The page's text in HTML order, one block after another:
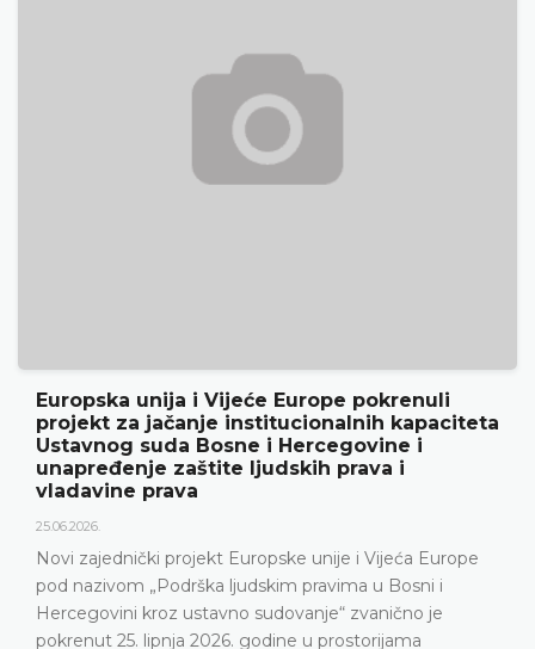
Europe
Ustavni sud BiH predstavio godišnje
rezultate rada i novu publikaciju
18.05.2026.
Ustavni sud Bosne i Hercegovine je 15.
Ustavnog suda u 2025. godini, ali i izazovi s
Ustavni sud suočava posljednjih godina,
nepopunjenosti sudačkog sastava